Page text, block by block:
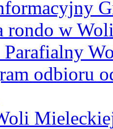
rondo w
odbioru